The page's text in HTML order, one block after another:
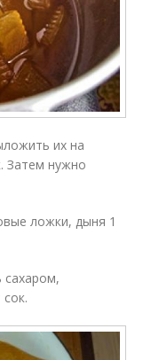
их на
Затем нужно
ложки, дыня 1
сахаром,